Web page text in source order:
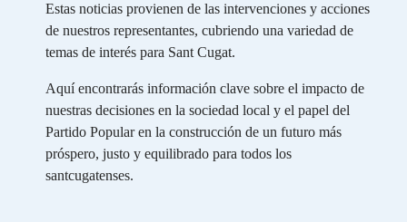
Estas noticias provienen de las intervenciones y acciones
de nuestros representantes, cubriendo una variedad de
temas de interés para Sant Cugat.
Aquí encontrarás información clave sobre el impacto de
nuestras decisiones en la sociedad local y el papel del
Partido Popular en la construcción de un futuro más
próspero, justo y equilibrado para todos los
santcugatenses.